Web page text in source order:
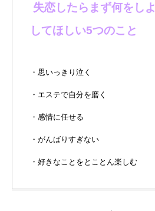
失恋したらまず何をし
してほしい5つのこと
・思いっきり泣く
・エステで自分を磨く
・感情に任せる
・がんばりすぎない
・好きなことをとことん楽しむ